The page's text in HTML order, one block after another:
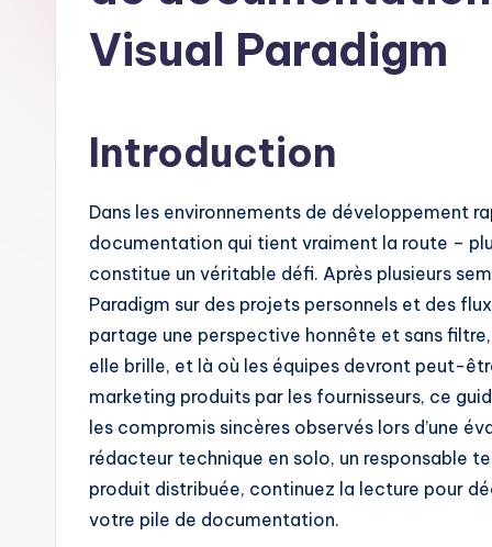
A
si
Visual Paradigm
Introduction
Dans les environnements de développement
documentation qui tient vraiment la route –
constitue un véritable défi. Après plusieurs
Paradigm sur des projets personnels et des
partage une perspective honnête et sans
elle brille, et là où les équipes devront peut-
marketing produits par les fournisseurs, ce
les compromis sincères observés lors d’une
rédacteur technique en solo, un responsable
produit distribuée, continuez la lecture pour
votre pile de documentation.